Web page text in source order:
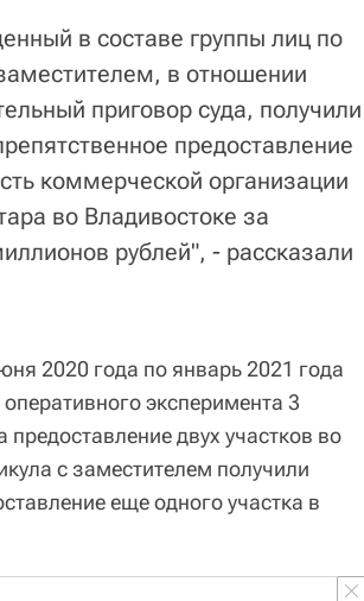
в составе группы лиц по
в отношении
приговор суда, получили
предоставление
коммерческой организации
во Владивостоке за
рублей", - рассказали
2020 года по январь 2021 года
эксперимента 3
двух участков во
с заместителем получили
еще одного участка в